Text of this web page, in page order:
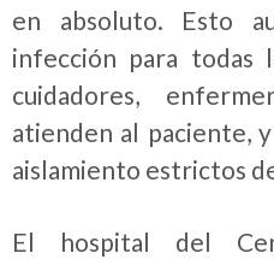
en absoluto. Esto
infección para todas
cuidadores,
atienden al paciente,
aislamiento estrictos
El hospital del